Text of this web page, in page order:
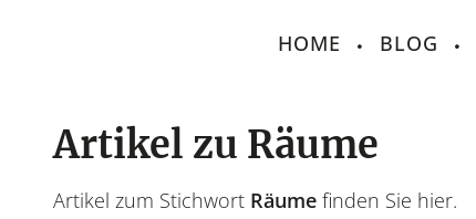
HOME BLOG
Artikel zu Räume
Artikel zum Stichwort Räume finden Sie hier.